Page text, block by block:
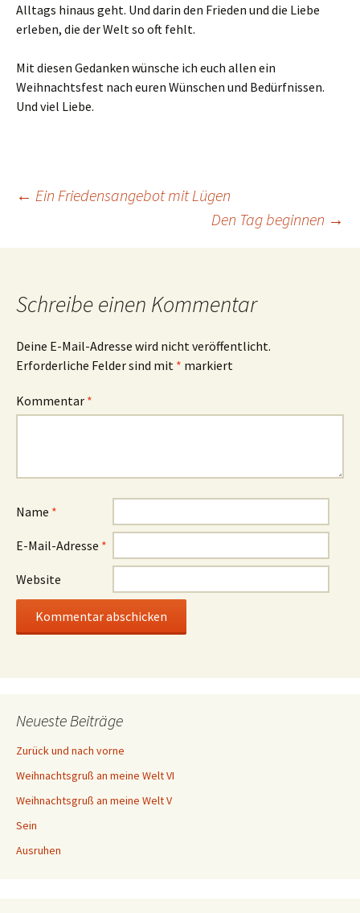
Alltags hinaus geht. Und darin den Frieden und die Liebe
erleben, die der Welt so oft fehlt.
Mit diesen Gedanken wünsche ich euch allen ein
Weihnachtsfest nach euren Wünschen und Bedürfnissen.
Und viel Liebe.
Beitragsnavigation
← Ein Friedensangebot mit Lügen
Den Tag beginnen →
Schreibe einen Kommentar
Deine E-Mail-Adresse wird nicht veröffentlicht.
Erforderliche Felder sind mit * markiert
Kommentar *
Name *
E-Mail-Adresse *
Website
Neueste Beiträge
Zurück und nach vorne
Weihnachtsgruß an meine Welt VI
Weihnachtsgruß an meine Welt V
Sein
Ausruhen